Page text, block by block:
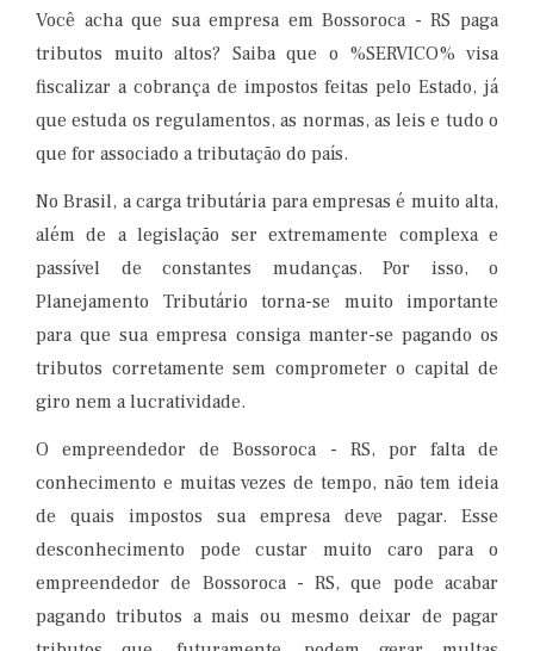
Você acha que sua empresa em Bossoroca​ - RS paga
tributos muito altos? Saiba que o %SERVICO% visa
fiscalizar a cobrança de impostos feitas pelo Estado, já
que estuda os regulamentos, as normas, as leis e tudo o
que for associado a tributação do país.
No Brasil, a carga tributária para empresas é muito alta,
além de a legislação ser extremamente complexa e
passível de constantes mudanças. Por isso, o
Planejamento Tributário torna-se muito importante
para que sua empresa consiga manter-se pagando os
tributos corretamente sem comprometer o capital de
giro nem a lucratividade.
O empreendedor de Bossoroca​ - RS, por falta de
conhecimento e muitas vezes de tempo, não tem ideia
de quais impostos sua empresa deve pagar. Esse
desconhecimento pode custar muito caro para o
empreendedor de Bossoroca​ - RS, que pode acabar
pagando tributos a mais ou mesmo deixar de pagar